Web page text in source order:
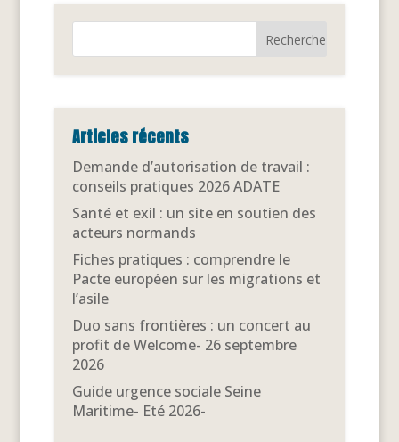
Articles récents
Demande d’autorisation de travail :
conseils pratiques 2026 ADATE
Santé et exil : un site en soutien des
acteurs normands
Fiches pratiques : comprendre le
Pacte européen sur les migrations et
l’asile
Duo sans frontières : un concert au
profit de Welcome- 26 septembre
2026
Guide urgence sociale Seine
Maritime- Eté 2026-